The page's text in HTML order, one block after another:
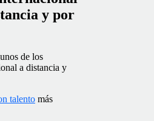
y por
de los
a distancia y
talento más